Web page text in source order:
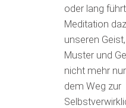
oder lang
Meditation
unseren
Muster und
nicht mehr
dem Weg zur